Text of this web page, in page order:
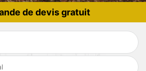
de devis gratuit